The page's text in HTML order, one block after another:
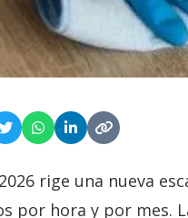
rige una nueva
por hora y por mes.